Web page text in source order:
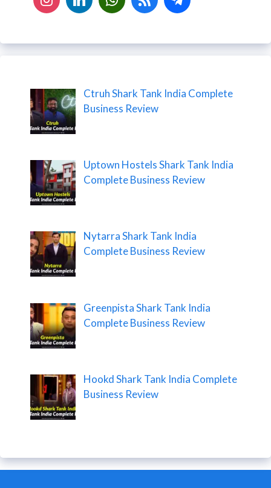
Ctruh Shark Tank India Complete
Business Review
Uptown Hostels Shark Tank India
Complete Business Review
Nytarra Shark Tank India
Complete Business Review
Greenpista Shark Tank India
Complete Business Review
Hookd Shark Tank India Complete
Business Review